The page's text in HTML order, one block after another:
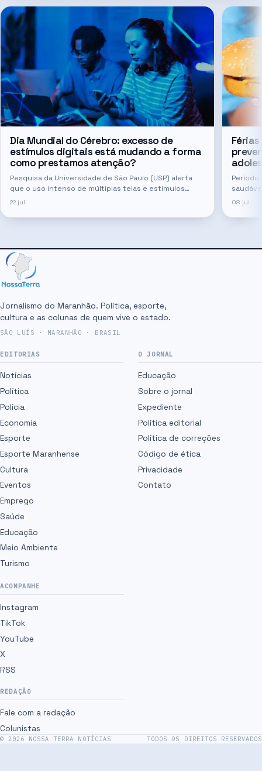
Dia Mundial do Cérebro: excesso de
estímulos digitais está mudando a forma
como prestamos atenção?
Pesquisa da Universidade de São Paulo (USP) alerta
que o uso intenso de múltiplas telas e estímulos
digitais pode reduzir gradualmente capacidades
22 jul 08 jul
Jornalismo do Maranhão. Política, esporte,
cultura e as colunas de quem vive o estado.
SÃO LUÍS · MARANHÃO · BRASIL
EDITORIAS
Notícias
Política
Polícia
Economia
Esporte
Esporte Maranhense
Cultura
Eventos
Emprego
Saúde
Educação
Meio Ambiente
Turismo
O JORNAL
Educação
Sobre o jornal
Expediente
Política editorial
Política de correções
Código de ética
Privacidade
Contato
ACOMPANHE
Instagram
TikTok
YouTube
X
RSS
REDAÇÃO
Fale com a redação
Colunistas
©2026 NOSSA TERRA NOTÍCIAS TODOS OS DIREITOS RESERVADOS